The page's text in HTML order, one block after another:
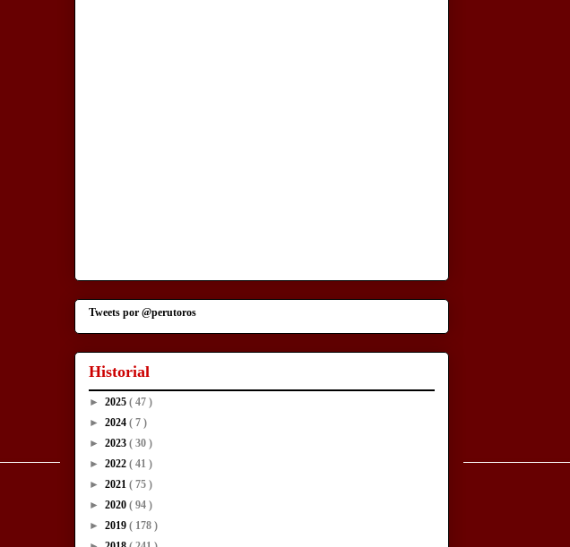
Tweets por @perutoros
Historial
► 2025 ( 47 )
► 2024 ( 7 )
► 2023 ( 30 )
► 2022 ( 41 )
► 2021 ( 75 )
► 2020 ( 94 )
► 2019 ( 178 )